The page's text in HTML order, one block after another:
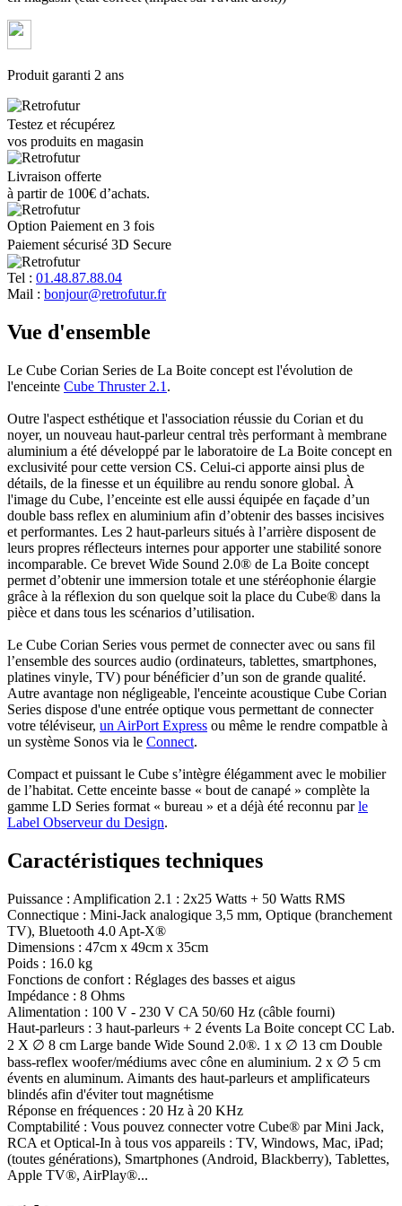
Produit garanti 2 ans
Testez et récupérez
vos produits en magasin
Livraison offerte
à partir de 100€ d’achats.
Option Paiement en 3 fois
Paiement sécurisé 3D Secure
Tel : 01.48.87.88.04
Mail : bonjour@retrofutur.fr
Vue d'ensemble
Le Cube Corian Series de La Boite concept est l'évolution de
l'enceinte Cube Thruster 2.1 .
Outre l'aspect esthétique et l'association réussie du Corian et du
noyer, un nouveau haut-parleur central très performant à membrane
aluminium a été développé par le laboratoire de La Boite concept en
exclusivité pour cette version CS. Celui-ci apporte ainsi plus de
détails, de la finesse et un équilibre au rendu sonore global. À
l'image du Cube, l’enceinte est elle aussi équipée en façade d’un
double bass reflex en aluminium afin d’obtenir des basses incisives
et performantes. Les 2 haut-parleurs situés à l’arrière disposent de
leurs propres réflecteurs internes pour apporter une stabilité sonore
incomparable. Ce brevet Wide Sound 2.0® de La Boite concept
permet d’obtenir une immersion totale et une stéréophonie élargie
grâce à la réflexion du son quelque soit la place du Cube® dans la
pièce et dans tous les scénarios d’utilisation.
Le Cube Corian Series vous permet de connecter avec ou sans fil
l’ensemble des sources audio (ordinateurs, tablettes, smartphones,
platines vinyle, TV) pour bénéficier d’un son de grande qualité.
Autre avantage non négligeable, l'enceinte acoustique Cube Corian
Series dispose d'une entrée optique vous permettant de connecter
votre téléviseur, un AirPort Express ou même le rendre compatble à
un système Sonos via le Connect.
Compact et puissant le Cube s’intègre élégamment avec le mobilier
de l’habitat. Cette enceinte basse « bout de canapé » complète la
gamme LD Series format « bureau » et a déjà été reconnu parle
Label Observeur du Design.
Caractéristiques techniques
Puissance : Amplification 2.1 : 2x25 Watts + 50 Watts RMS
Connectique : Mini-Jack analogique 3,5 mm, Optique (branchement
TV), Bluetooth 4.0 Apt-X®
Dimensions : 47cm x 49cm x 35cm
Poids : 16.0 kg
Fonctions de confort : Réglages des basses et aigus
Impédance : 8 Ohms
Alimentation : 100 V - 230 V CA 50/60 Hz (câble fourni)
Haut-parleurs : 3 haut-parleurs + 2 évents La Boite concept CC Lab.
2 X ∅ 8 cm Large bande Wide Sound 2.0®. 1 x ∅ 13 cm Double
bass-reflex woofer/médiums avec cône en aluminium. 2 x ∅ 5 cm
évents en aluminum. Aimants des haut-parleurs et amplificateurs
blindés afin d'éviter tout magnétisme
Réponse en fréquences : 20 Hz à 20 KHz
Comptabilité : Vous pouvez connecter votre Cube® par Mini Jack,
RCA et Optical-In à tous vos appareils : TV, Windows, Mac, iPad;
(toutes générations), Smartphones (Android, Blackberry), Tablettes,
Apple TV®, AirPlay®...